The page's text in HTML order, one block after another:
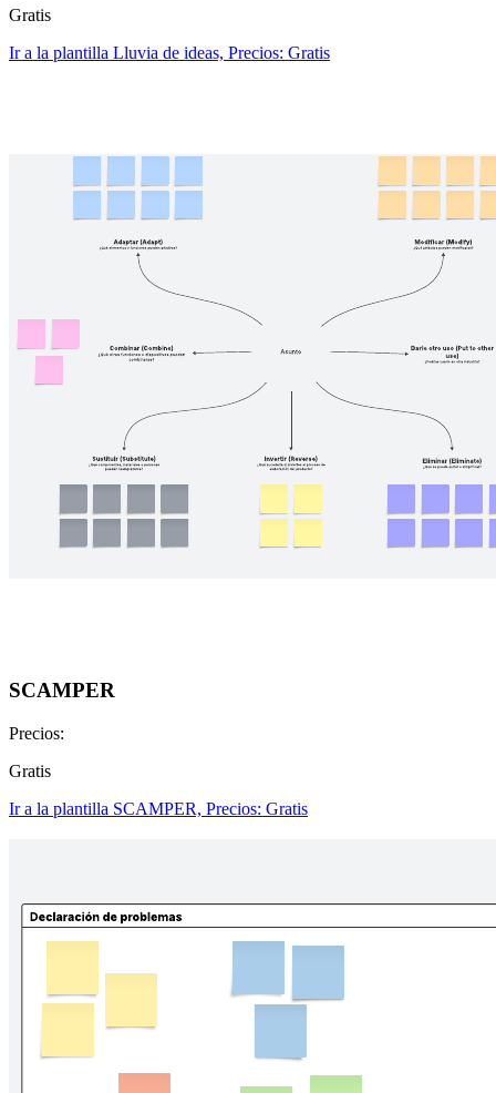
Gratis
Ir a la plantilla Lluvia de ideas, Precios: Gratis
SCAMPER
Precios:
Gratis
Ir a la plantilla SCAMPER, Precios: Gratis